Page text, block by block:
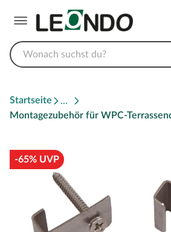
Startseite
Montagezubehör für WPC-
-65% UVP